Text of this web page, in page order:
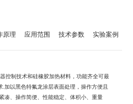
原理 应用范围 技术参数 实验案例
控制技术和硅橡胶加热材料，功能齐全可最
.加以黑色特氟龙涂层表面处理，操作方便且
凑、操作简便、性能稳定、体积小、重量